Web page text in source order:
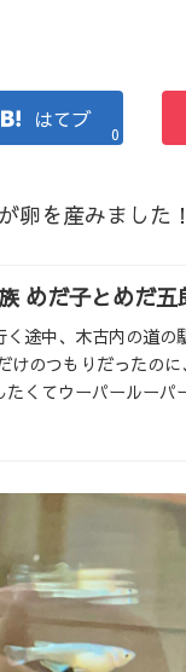
はてブ
0
卵を産みました
族 めだ子とめだ
途中、木古内の道の
のつもりだったのに
くてウーパールー